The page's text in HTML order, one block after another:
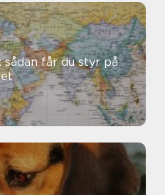
får du styr på